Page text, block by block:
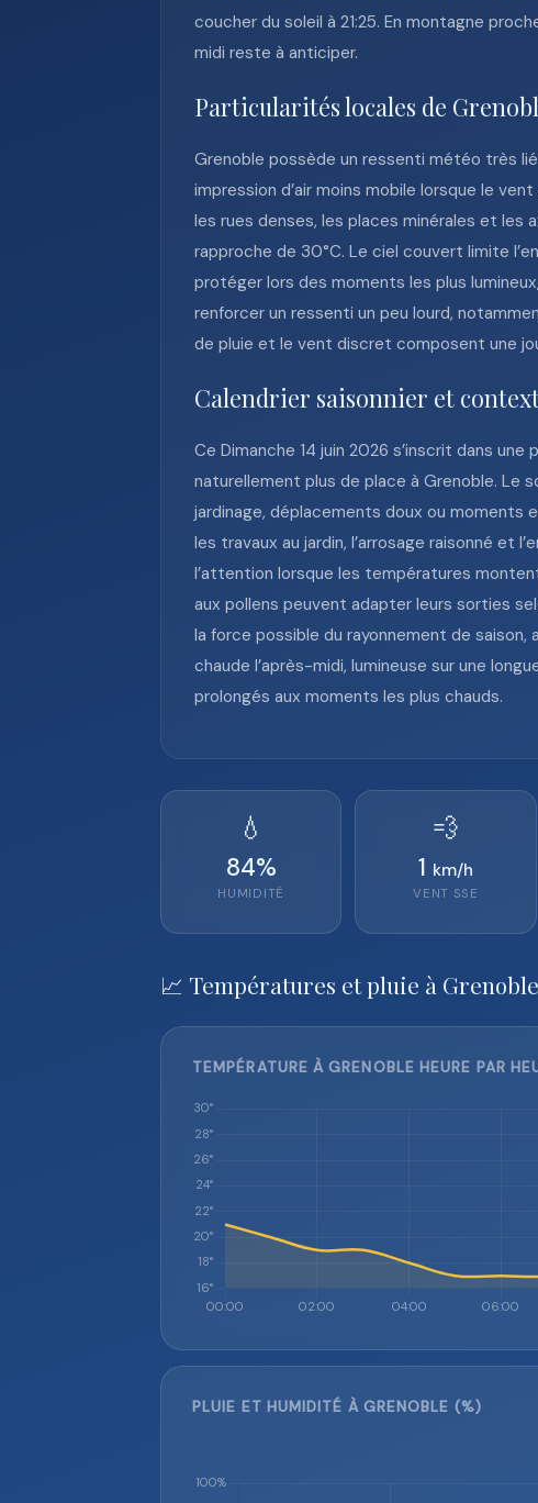
coucher du soleil à 21:25. En montagne
midi reste à anticiper.
Particularités locales de
Grenoble possède un ressenti météo très
impression d’air moins mobile lorsque le
les rues denses, les places minérales et les
rapproche de 30°C. Le ciel couvert limite
protéger lors des moments les plus
renforcer un ressenti un peu lourd,
de pluie et le vent discret composent une
Calendrier saisonnier et
Ce Dimanche 14 juin 2026 s’inscrit dans
naturellement plus de place à Grenoble. Le
jardinage, déplacements doux ou moments
les travaux au jardin, l’arrosage raisonné et
l’attention lorsque les températures
aux pollens peuvent adapter leurs sorties
la force possible du rayonnement de saison,
chaude l’après-midi, lumineuse sur une
prolongés aux moments les plus chauds.
💧
84%
HUMIDITÉ
💨
1 km/h
VENT SSE
📈 Températures et pluie à
TEMPÉRATURE À GRENOBLE HEURE PAR
PLUIE ET HUMIDITÉ À GRENOBLE (%)